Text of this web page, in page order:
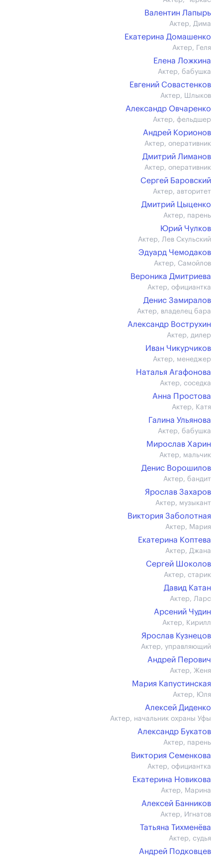
Валентин Лапырь
Актер, Дима
Екатерина Домашенко
Актер, Геля
Елена Ложкина
Актер, бабушка
Евгений Совастенков
Актер, Шлыков
Александр Овчаренко
Актер, фельдшер
Андрей Корионов
Актер, оперативник
Дмитрий Лиманов
Актер, оперативник
Сергей Баровский
Актер, авторитет
Дмитрий Цыценко
Актер, парень
Юрий Чулков
Актер, Лев Скульский
Эдуард Чемодаков
Актер, Самойлов
Вероника Дмитриева
Актер, официантка
Денис Замиралов
Актер, владелец бара
Александр Вострухин
Актер, дилер
Иван Чикурчиков
Актер, менеджер
Наталья Агафонова
Актер, соседка
Анна Простова
Актер, Катя
Галина Ульянова
Актер, бабушка
Мирослав Харин
Актер, мальчик
Денис Ворошилов
Актер, бандит
Ярослав Захаров
Актер, музыкант
Виктория Заболотная
Актер, Мария
Екатерина Коптева
Актер, Джана
Сергей Шоколов
Актер, старик
Давид Катан
Актер, Ларс
Арсений Чудин
Актер, Кирилл
Ярослав Кузнецов
Актер, управляющий
Андрей Перович
Актер, Женя
Мария Капустинская
Актер, Юля
Алексей Диденко
Актер, начальник охраны Уфы
Александр Букатов
Актер, парень
Виктория Семенкова
Актер, официантка
Екатерина Новикова
Актер, Марина
Алексей Банников
Актер, Игнатов
Татьяна Тихменёва
Актер, судья
Андрей Подковцев